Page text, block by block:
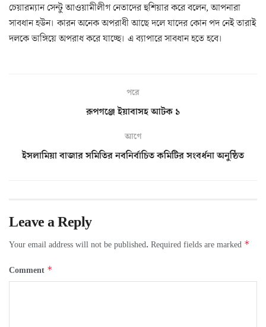
চেয়ারম্যান সেন্টু আওয়ামীলীগ নেতাদের হুশিয়ার করে বলেন, আপনারা
সাবধান হউন। কারন অনেক অপরাধী আছে দলে যাদের কোন পদ নেই তারাই
দলকে ভাঙ্গিয়ে অপরাধ করে যাচ্ছে। এ ব্যাপারে সাবধান হতে হবে।
পরে
রূপগঞ্জে ইয়াবাসহ আটক ১
আগে
ইসলামিয়া বাজার সমিতির নবনির্বাচিত কমিটির সংবর্ধনা অনুষ্ঠিত
Leave a Reply
Your email address will not be published. Required fields are marked *
Comment *